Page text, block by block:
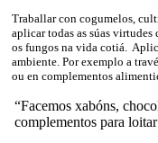
Traballar con cogumelos,
aplicar todas as súas
os fungos na vida cotiá.
ambiente. Por exemplo a
ou en complementos
“Facemos xabóns,
complementos para